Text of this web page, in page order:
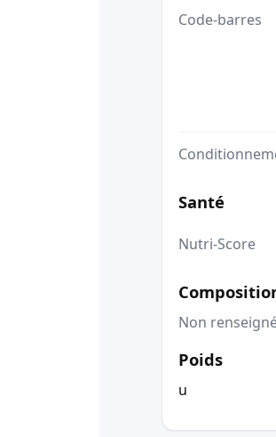
Code-barres
Santé
Nutri-Score
Non
Poids
u